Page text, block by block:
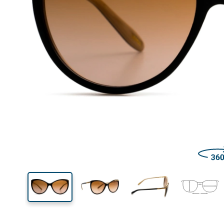
47 mm
Výška očnice
59 mm
Šírka očnice